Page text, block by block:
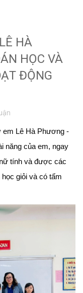
HÀ
HỌC VÀ
ĐỘNG
em Lê Hà Phương -
năng của em, ngay
tính và được các
giỏi và có tấm